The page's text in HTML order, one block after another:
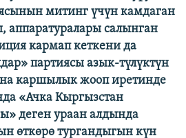
митинг үчүн камдаган
аппаратуралары салынган
кармап кеткени да
партиясы азык-түлүктүн
каршылык жооп иретинде
«Ачка Кыргызстан
деген ураан алдында
өткөрө тургандыгын күн